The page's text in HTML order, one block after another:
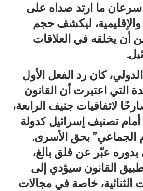
سرعان ما ارتد صداه على
والإقليمية، ليكشف حجم
أن يخلقه في العلاقات
كان رد الفعل الأول
التي اعتبرت أن القانون
لاتفاقيات جنيف الرابعة،
أمام تصنيف إسرائيل كدولة
الجماعي” بحق الأسرى.
بدوره عبّر عن قلق بالغ،
القانون سيؤدي إلى
الثنائية، خاصة في مجالات